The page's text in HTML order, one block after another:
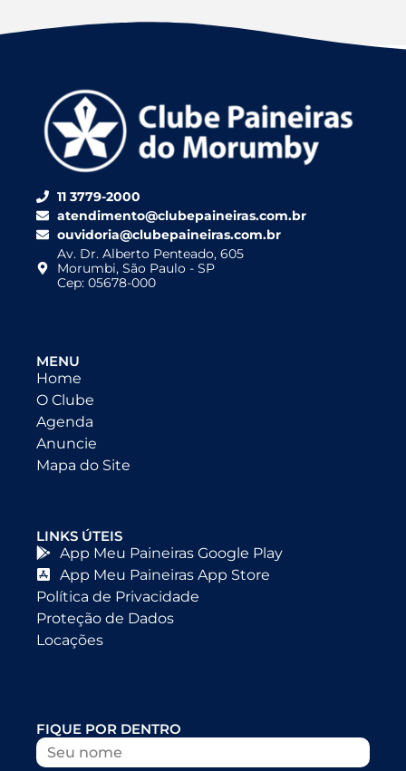
11 3779-2000
atendimento@clubepaineiras.com.br
ouvidoria@clubepaineiras.com.br
Av. Dr. Alberto Penteado, 605
Morumbi, São Paulo - SP
Cep: 05678-000
MENU
Home
O Clube
Agenda
Anuncie
Mapa do Site
LINKS ÚTEIS
App Meu Paineiras Google Play
App Meu Paineiras App Store
Política de Privacidade
Proteção de Dados
Locações
FIQUE POR DENTRO